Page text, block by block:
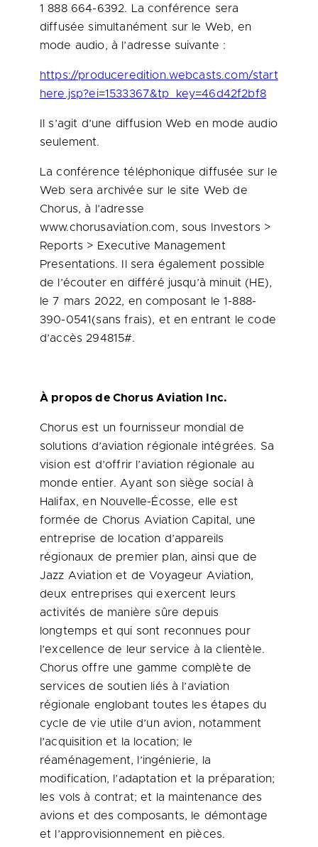
1 888 664-6392. La conférence sera
diffusée simultanément sur le Web, en
mode audio, à l’adresse suivante :
https://produceredition.webcasts.com/start
here.jsp?ei=1533367&tp_key=46d42f2bf8
Il s’agit d’une diffusion Web en mode audio
seulement.
La conférence téléphonique diffusée sur le
Web sera archivée sur le site Web de
Chorus, à l’adresse
www.chorusaviation.com, sous Investors >
Reports > Executive Management
Presentations. Il sera également possible
de l’écouter en différé jusqu’à minuit (HE),
le 7 mars 2022, en composant le 1-888-
390-0541(sans frais), et en entrant le code
d’accès 294815#.
À propos de Chorus Aviation Inc.
Chorus est un fournisseur mondial de
solutions d’aviation régionale intégrées. Sa
vision est d’offrir l’aviation régionale au
monde entier. Ayant son siège social à
Halifax, en Nouvelle-Écosse, elle est
formée de Chorus Aviation Capital, une
entreprise de location d’appareils
régionaux de premier plan, ainsi que de
Jazz Aviation et de Voyageur Aviation,
deux entreprises qui exercent leurs
activités de manière sûre depuis
longtemps et qui sont reconnues pour
l’excellence de leur service à la clientèle.
Chorus offre une gamme complète de
services de soutien liés à l’aviation
régionale englobant toutes les étapes du
cycle de vie utile d’un avion, notamment
l’acquisition et la location; le
réaménagement, l’ingénierie, la
modification, l’adaptation et la préparation;
les vols à contrat; et la maintenance des
avions et des composants, le démontage
et l’approvisionnement en pièces.